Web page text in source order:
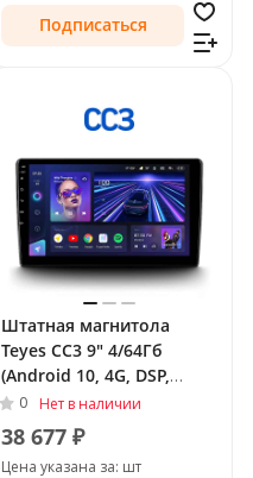
Подписаться
Штатная магнитола
Teyes CC3 9" 4/64Гб
(Android 10, 4G, DSP,
QLed) для Audi TT II (8J)
Рестайлинг 2010 - 2014
0 Нет в наличии
38 677 ₽
Цена указана за: шт